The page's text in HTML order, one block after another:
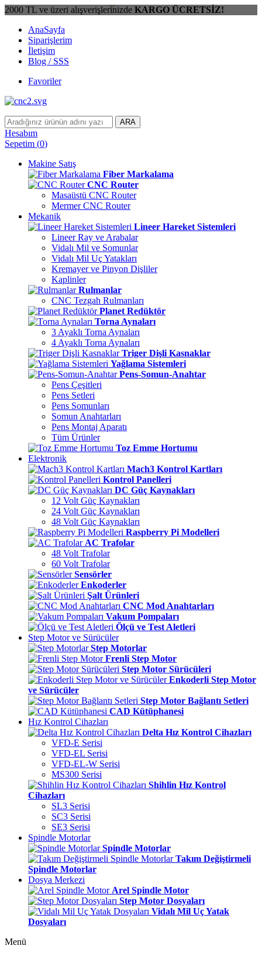
2000 TL ve üzeri alışverişlerinizde KARGO ÜCRETSİZ!
AnaSayfa
Siparişlerim
İletişim
Blog / SSS
Favoriler
ARA
Hesabım
Sepetim (0)
Makine Satış
Fiber Markalama
CNC Router
Masaüstü CNC Router
Mermer CNC Router
Mekanik
Lineer Hareket Sistemleri
Lineer Ray ve Arabalar
Vidalı Mil ve Somunlar
Vidalı Mil Uç Yatakları
Kremayer ve Pinyon Dişliler
Kaplinler
Rulmanlar
CNC Tezgah Rulmanları
Planet Redüktör
Torna Aynaları
3 Ayaklı Torna Aynaları
4 Ayaklı Torna Aynaları
Triger Dişli Kasnaklar
Yağlama Sistemleri
Pens-Somun-Anahtar
Pens Çeşitleri
Pens Setleri
Pens Somunları
Somun Anahtarları
Pens Montaj Aparatı
Tüm Ürünler
Toz Emme Hortumu
Elektronik
Mach3 Kontrol Kartları
Kontrol Panelleri
DC Güç Kaynakları
12 Volt Güç Kaynakları
24 Volt Güç Kaynakları
48 Volt Güç Kaynakları
Raspberry Pi Modelleri
AC Trafolar
48 Volt Trafolar
60 Volt Trafolar
Sensörler
Enkoderler
Şalt Ürünleri
CNC Mod Anahtarları
Vakum Pompaları
Ölçü ve Test Aletleri
Step Motor ve Sürücüler
Step Motorlar
Frenli Step Motor
Step Motor Sürücüleri
Enkoderli Step Motor
ve Sürücüler
Step Motor Bağlantı Setleri
CAD Kütüphanesi
Hız Kontrol Cihazları
Delta Hız Kontrol Cihazları
VFD-E Serisi
VFD-EL Serisi
VFD-EL-W Serisi
MS300 Serisi
Shihlin Hız Kontrol
Cihazları
SL3 Serisi
SC3 Serisi
SE3 Serisi
Spindle Motorlar
Spindle Motorlar
Takım Değiştirmeli
Spindle Motorlar
Dosya Merkezi
Arel Spindle Motor
Step Motor Dosyaları
Vidalı Mil Uç Yatak
Dosyaları
Menü